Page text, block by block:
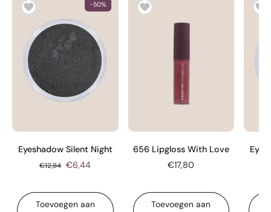
-50%
Eyeshadow Silent Night
€12,84 €6,44
Toevoegen aan
656 Lipgloss With Love
€17,80
Toevoegen aan